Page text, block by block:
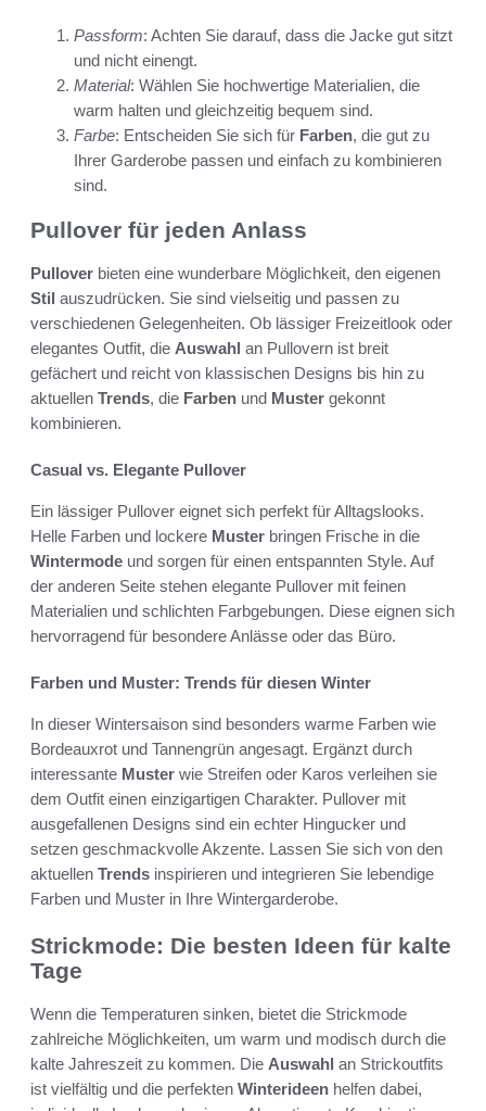
Passform: Achten Sie darauf, dass die Jacke gut sitzt
und nicht einengt.
Material: Wählen Sie hochwertige Materialien, die
warm halten und gleichzeitig bequem sind.
Farbe: Entscheiden Sie sich für Farben, die gut zu
Ihrer Garderobe passen und einfach zu kombinieren
sind.
Pullover für jeden Anlass
Pullover bieten eine wunderbare Möglichkeit, den eigenen
Stil auszudrücken. Sie sind vielseitig und passen zu
verschiedenen Gelegenheiten. Ob lässiger Freizeitlook oder
elegantes Outfit, die Auswahl an Pullovern ist breit
gefächert und reicht von klassischen Designs bis hin zu
aktuellen Trends, die Farben und Muster gekonnt
kombinieren.
Casual vs. Elegante Pullover
Ein lässiger Pullover eignet sich perfekt für Alltagslooks.
Helle Farben und lockere Muster bringen Frische in die
Wintermode und sorgen für einen entspannten Style. Auf
der anderen Seite stehen elegante Pullover mit feinen
Materialien und schlichten Farbgebungen. Diese eignen sich
hervorragend für besondere Anlässe oder das Büro.
Farben und Muster: Trends für diesen Winter
In dieser Wintersaison sind besonders warme Farben wie
Bordeauxrot und Tannengrün angesagt. Ergänzt durch
interessante Muster wie Streifen oder Karos verleihen sie
dem Outfit einen einzigartigen Charakter. Pullover mit
ausgefallenen Designs sind ein echter Hingucker und
setzen geschmackvolle Akzente. Lassen Sie sich von den
aktuellen Trends inspirieren und integrieren Sie lebendige
Farben und Muster in Ihre Wintergarderobe.
Strickmode: Die besten Ideen für kalte
Tage
Wenn die Temperaturen sinken, bietet die Strickmode
zahlreiche Möglichkeiten, um warm und modisch durch die
kalte Jahreszeit zu kommen. Die Auswahl an Strickoutfits
ist vielfältig und die perfekten Winterideen helfen dabei,